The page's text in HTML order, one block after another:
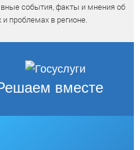
события, факты и мнения об
проблемах в регионе.
вместе